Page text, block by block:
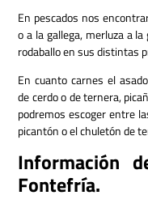
En pescados nos
o a la gallega, merluza a
rodaballo en sus distintas
En cuanto carnes el
de cerdo o de ternera,
podremos escoger entre
picantón o el chuletón de
Información
Fontefría.